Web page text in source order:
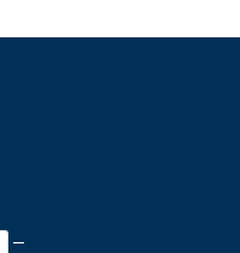
–